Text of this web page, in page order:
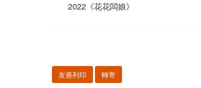
2022《花花闆娘》
友善列印 轉寄